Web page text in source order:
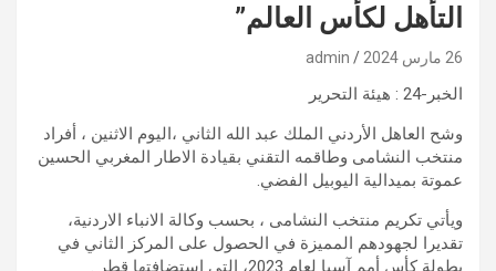
التأهل لكأس العالم”
26 مارس 2024 admin
الخبر-24 : هيئة التحرير
وشح العاهل الأردني الملك عبد الله الثاني ،اليوم الاثنين ، أفراد
منتخب النشامى وطاقمه التقني بقيادة الاطار المغربي الحسين
عموتة بميدالية اليوبيل الفضي.
ويأتي تكريم منتخب النشامى ، بحسب وكالة الانباء الاردنية،
تقديرا لجهودهم المميزة في الحصول على المركز الثاني في
بطولة كأس أمم آسيا لعام 2023، التي استضافتها قطر .